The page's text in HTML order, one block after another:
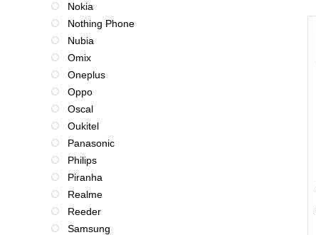
Nokia
Nothing Phone
Nubia
Omix
Oneplus
Oppo
Oscal
Oukitel
Panasonic
Philips
Piranha
Realme
Reeder
Samsung